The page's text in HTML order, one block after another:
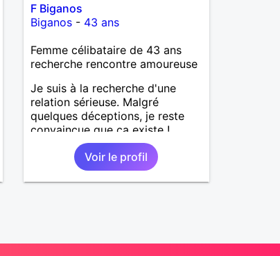
F Biganos
Biganos- 43 ans
Femme célibataire de 43 ans
recherche rencontre amoureuse
Je suis à la recherche d'une
relation sérieuse. Malgré
quelques déceptions, je reste
convaincue que ça existe !
Voir le profil